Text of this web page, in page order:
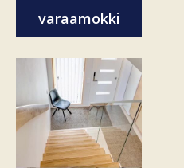
varaamokki